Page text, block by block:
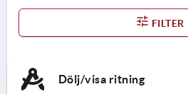
FILTER
Dölj/visa ritning